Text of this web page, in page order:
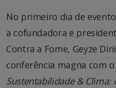
No primeiro dia de
a cofundadora e
Contra a Fome, Geyze
conferência magna com
Sustentabilidade & Clima: